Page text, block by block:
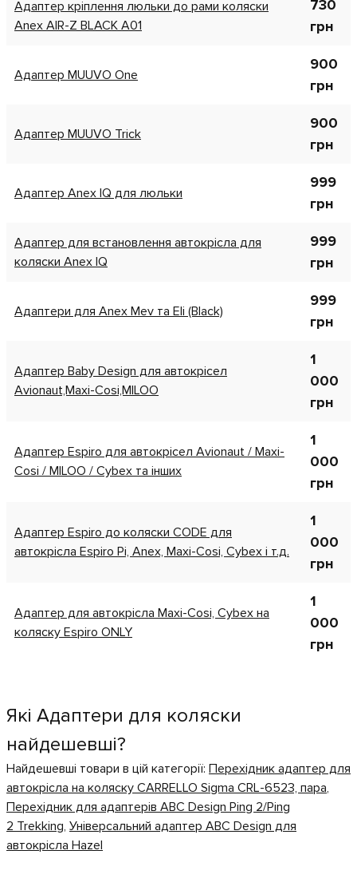
Адаптер кріплення люльки до рами коляски
Anex AIR-Z BLACK A01
730
грн
Адаптер MUUVO One
900
грн
Адаптер MUUVO Trick
900
грн
Адаптер Anex IQ для люльки
999
грн
Адаптер для встановлення автокрісла для
коляски Anex IQ
999
грн
Адаптери для Anex Mev та Eli (Black)
999
грн
Адаптер Baby Design для автокрісел
Avionaut,Маxi-Cosi,MILOO
1
000
грн
Адаптер Espiro для автокрісел Avionaut / Маxi-
Cosi / MILOO / Cybex та інших
1
000
грн
Адаптер Espiro до коляски CODE для
автокрісла Espiro Pi, Anex, Maxi-Cosi, Cybex і т.д.
1
000
грн
Адаптер для автокрісла Maxi-Cosi, Cybex на
коляску Espiro ONLY
1
000
грн
Які Адаптери для коляски
найдешевші?
Найдешевші товари в цій категорії: Перехідник адаптер для
автокрісла на коляску CARRELLO Sigma CRL-6523, пара,
Перехідник для адаптерів ABC Design Ping 2/Ping
2 Trekking, Універсальний адаптер ABC Design для
автокрісла Hazel